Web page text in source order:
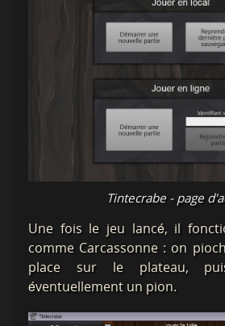
Tintecrabe - page
Une fois le jeu lancé, il
comme Carcassonne : on
place sur le plateau,
éventuellement un pion.